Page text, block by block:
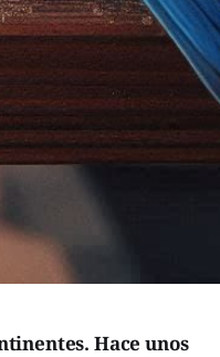
Hace unos